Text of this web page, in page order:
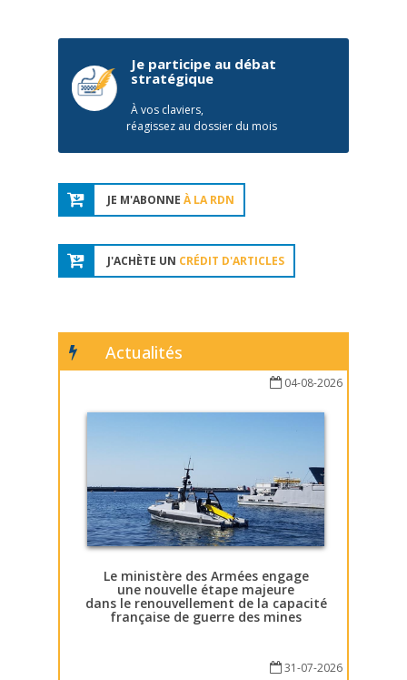
Je participe au débat
stratégique
À vos claviers,
réagissez au dossier du mois
JE M'ABONNE À LA RDN
J'ACHÈTE UN CRÉDIT D'ARTICLES
Actualités
04-08-2026
Le ministère des Armées engage
une nouvelle étape majeure
dans le renouvellement de la capacité
française de guerre des mines
31-07-2026